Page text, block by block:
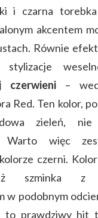
i czarna
akcentem
Równie
stylizacje
czerwieni –
Red. Ten kolor,
zieleń,
Warto więc
czerni.
szminka z
w podobnym
to prawdziwy hit